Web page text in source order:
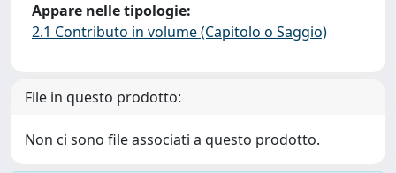
Appare nelle tipologie:
2.1 Contributo in volume (Capitolo o Saggio)
File in questo prodotto:
Non ci sono file associati a questo prodotto.